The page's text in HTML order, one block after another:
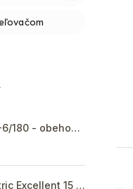
AVANSA 25-6/180 - obehové čerpadlo, pripojovací závit 6/4"
Attack Electric Excellent 15 kW